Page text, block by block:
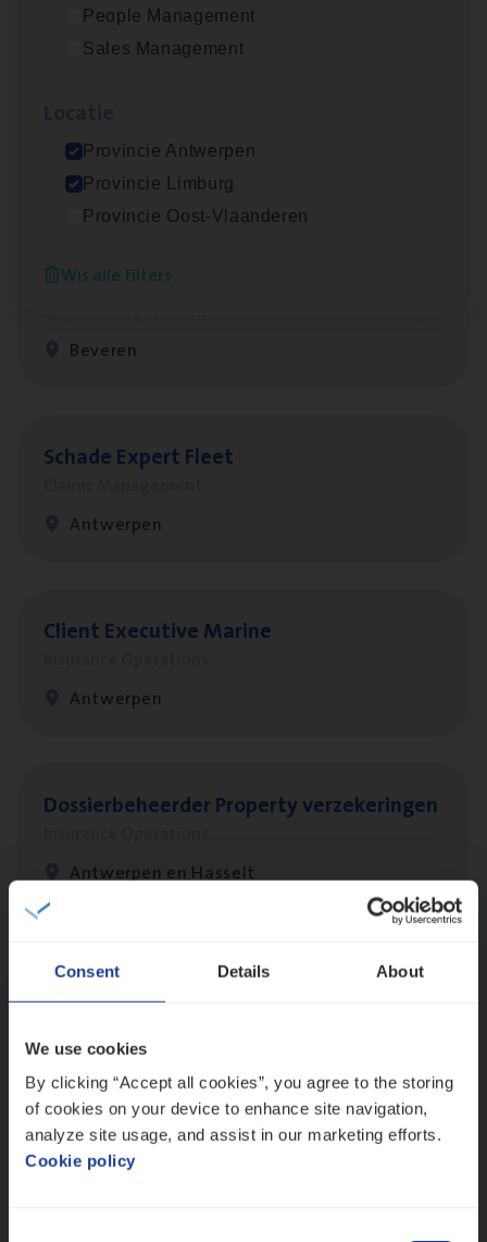
Consent Details About
We use cookies
By clicking “Accept all cookies”, you agree to the storing
of cookies on your device to enhance site navigation,
analyze site usage, and assist in our marketing efforts.
Cookie policy
People Management
Sales Management
Provincie Antwerpen
Provincie Limburg
Provincie Oost-Vlaanderen
Wis alle filters
Antwerpen
Benefits
Beveren
Scha­de Expert Fleet
Antwerpen
Client Exe­cu­ti­ve Marine
Antwerpen
Dos­sier­be­heer­der Pro­per­ty verzekeringen
Antwerpen en Hasselt
Dos­sier­be­heer­der Onder­ne­min­gen Van­b­
re­da Huys­mans — Mechelen
Insurance Operations
Mechelen